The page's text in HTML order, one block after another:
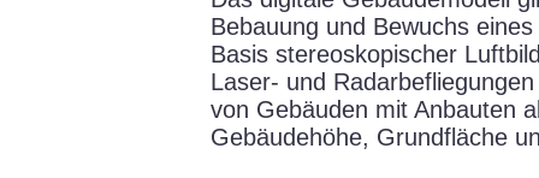
Bebauung und Bewuchs
Basis stereoskopischer
Laser- und
von Gebäuden mit Anbauten
Gebäudehöhe, Grundfläche